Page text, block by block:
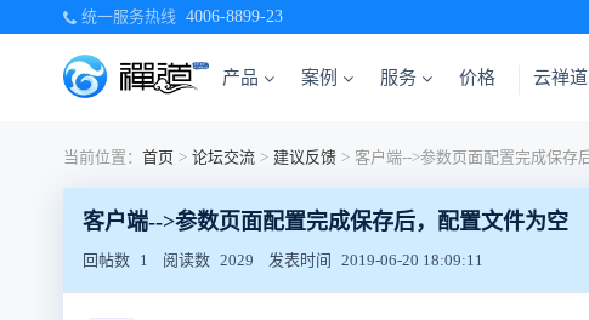
统一服务热线 4006-8899-23
产品 案例 服务 价格 云禅道
当前位置： 首页 > 论坛交流 > 建议反馈 >
客户端-->参数页面配置完成保存后，配置文件为空
回帖数 1 阅读数 2029 发表时间 2019-06-20 18:09:11